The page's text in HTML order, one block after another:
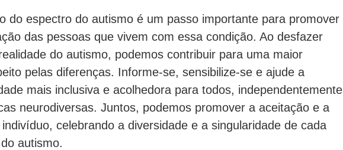
do espectro do autismo é um passo importante para promover
das pessoas que vivem com essa condição. Ao desfazer
do autismo, podemos contribuir para uma maior
pelas diferenças. Informe-se, sensibilize-se e ajude a
mais inclusiva e acolhedora para todos, independentemente
neurodiversas. Juntos, podemos promover a aceitação e a
celebrando a diversidade e a singularidade de cada
autismo.